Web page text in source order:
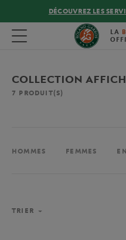
DÉCOUVREZ LES
Toggle navigation LA
COLLECTION
7 PRODUIT(S)
HOMMES FEMMES
TRIER